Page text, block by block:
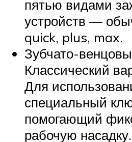
пятью видами
устройств —
quick, plus, max.
Зубчато-
Классический
Для
специальный
помогающий
рабочую